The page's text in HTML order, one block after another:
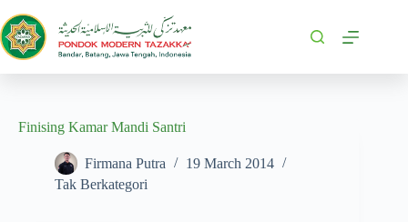
Finising Kamar Mandi Santri
Firmana Putra
19 March 2014
Tak Berkategori